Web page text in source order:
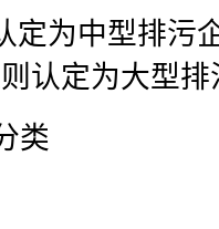
定为中型排污
认定为大型
类